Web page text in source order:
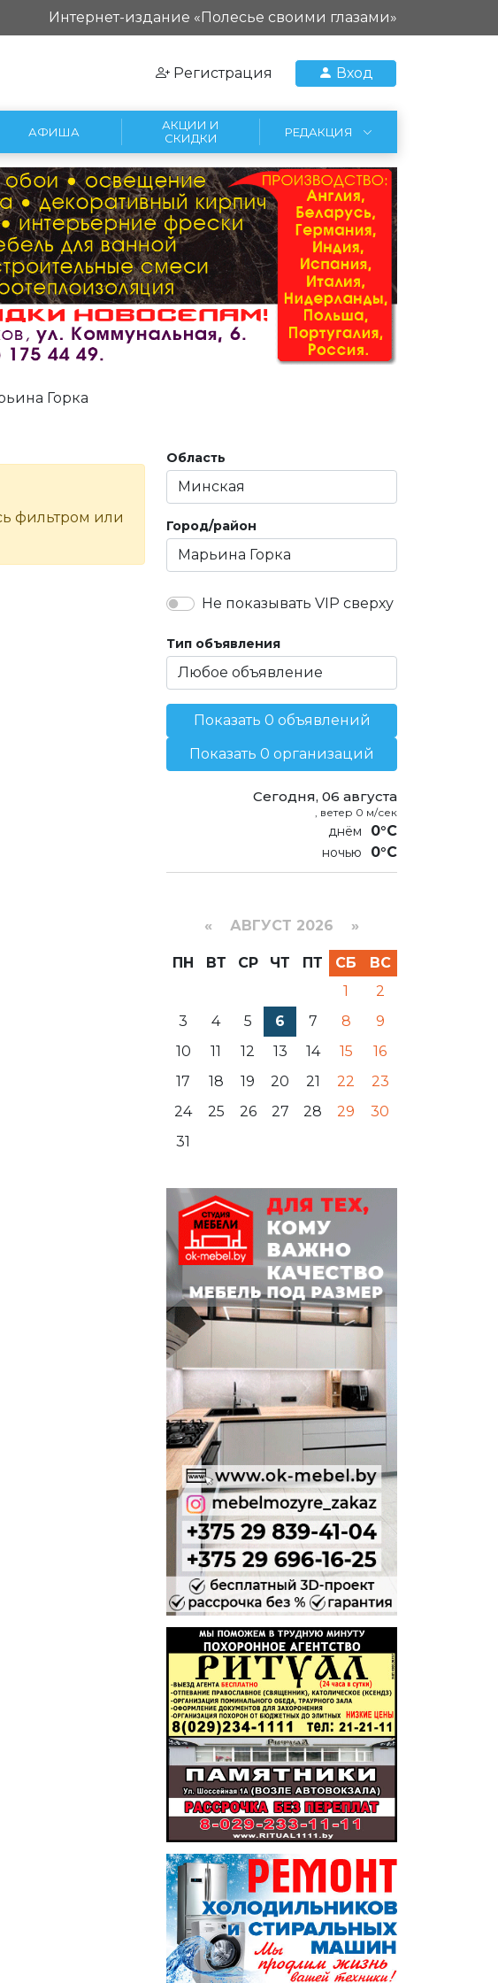
Интернет-издание «Полесье своими глазами»
Регистрация Вход
АФИША
АКЦИИ И
СКИДКИ
РЕДАКЦИЯ
Горка
фильтром или
Область
Город/район
Не показывать VIP сверху
Тип объявления
Показать 0 объявлений
Показать 0 организаций
Сегодня, 06 августа
, ветер 0 м/сек
0°C
0°C
« АВГУСТ 2026 »
ПН ВТ СР ЧТ ПТ СБ
ВС
1
2
3
4 5 6 7 8
9
10
11 12 13 14 15
16
17
18 19 20 21 22
23
24
25 26 27 28 29
30
31